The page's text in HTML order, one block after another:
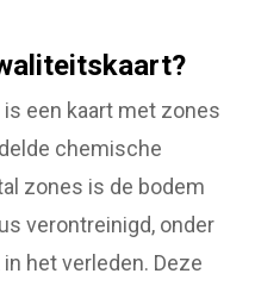
link gaat naar een
is een kaart met zones
chemische
zones is de bodem
verontreinigd, onder
het verleden. Deze